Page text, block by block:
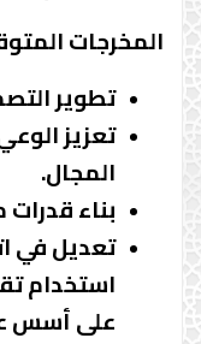
المخرجات
تطوير
تعزيز
المجال.
بناء
تعديل في
استخدام
على أسس